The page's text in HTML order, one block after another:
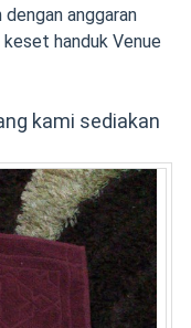
anggaran
keset handuk Venue
kami sediakan